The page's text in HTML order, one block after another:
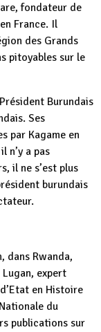
fondateur de
France. Il
des Grands
pitoyables sur le
Burundais
Ses
par Kagame en
n’y a pas
il ne s’est plus
burundais
dans Rwanda,
expert
en Histoire
du
publications sur